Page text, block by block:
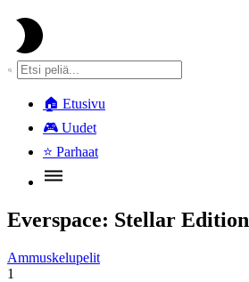
🏠 Etusivu
🎮 Uudet
⭐ Parhaat
Everspace: Stellar Edition
Ammuskelupelit
1